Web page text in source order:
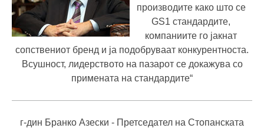
производите како што се
GS1 стандардите,
компаниите го јакнат
сопствениот бренд и ја подобруваат конкурентноста.
Всушност, лидерството на пазарот се докажува со
примената на стандардите“
г-дин Бранко Азески - Претседател на Стопанската